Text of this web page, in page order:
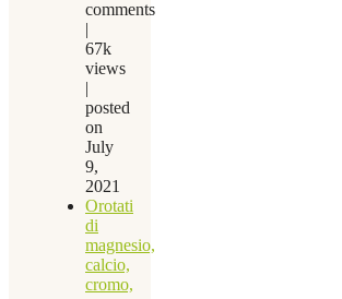
comments
|
67k
views
|
posted
on
July
9,
2021
Orotati
di
magnesio,
calcio,
cromo,